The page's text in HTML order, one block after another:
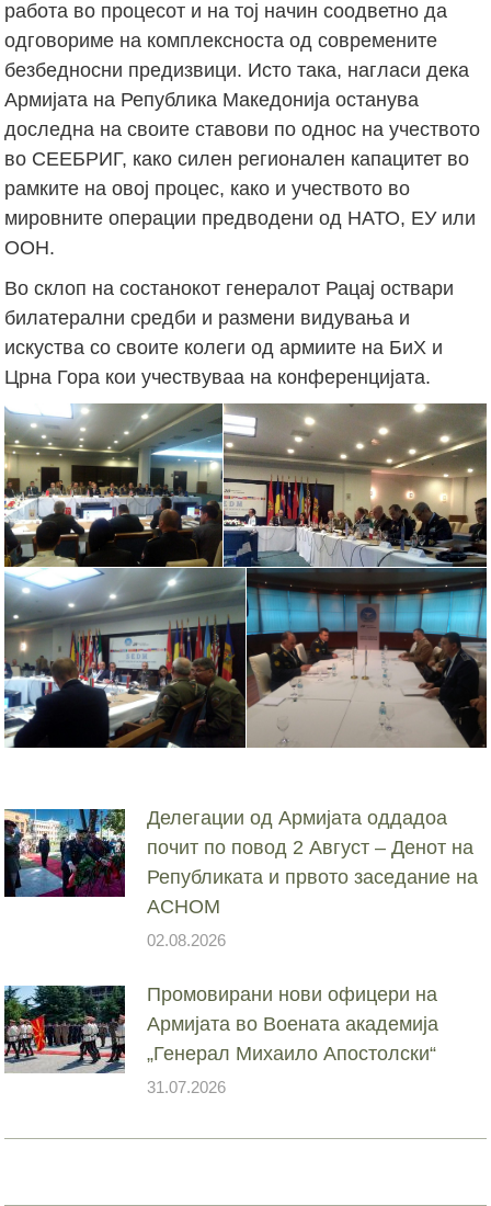
работа во процесот и на тој начин соодветно да
одговориме на комплексноста од современите
безбедносни предизвици. Исто така, нагласи дека
Армијата на Република Македонија останува
доследна на своите ставови по однос на учеството
во СЕЕБРИГ, како силен регионален капацитет во
рамките на овој процес, како и учеството во
мировните операции предводени од НАТО, ЕУ или
ООН.
Во склоп на состанокот генералот Рацај оствари
билатерални средби и размени видувања и
искуства со своите колеги од армиите на БиХ и
Црна Гора кои учествуваа на конференцијата.
Делегации од Армијата оддадоа
почит по повод 2 Август – Денот на
Републиката и првото заседание на
АСНОМ
02.08.2026
Промовирани нови офицери на
Армијата во Воената академија
„Генерал Михаило Апостолски“
31.07.2026